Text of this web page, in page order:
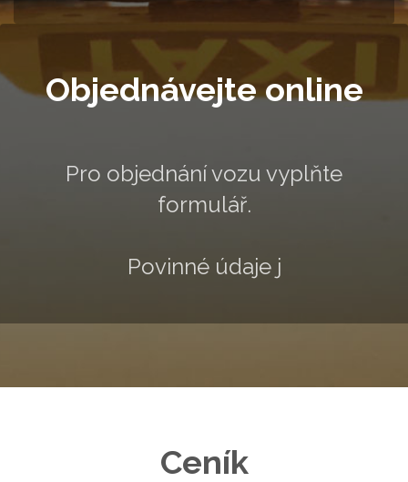
Objednávejte online
Pro objednání vozu vyplňte
formulář.
Povinné údaje jsou označeny
Ceník